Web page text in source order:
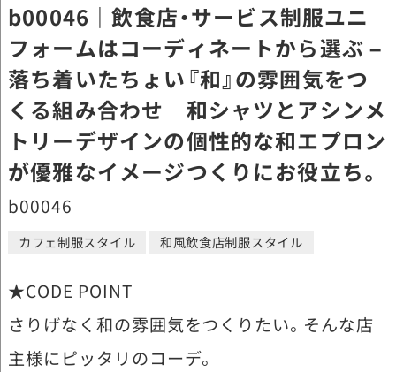
b00046｜飲食店・サービス制服ユニ
フォームはコーディネートから選ぶ –
落ち着いたちょい『和』の雰囲気をつ
くる組み合わせ 和シャツとアシンメ
トリーデザインの個性的な和エプロン
が優雅なイメージつくりにお役立ち。
b00046
カフェ制服スタイル 和風飲食店制服スタイル
★CODE POINT
さりげなく和の雰囲気をつくりたい。そんな店
主様にピッタリのコーデ。